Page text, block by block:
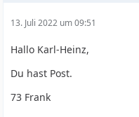
13. Juli 2022 um 09:51
Hallo Karl-Heinz,
Du hast Post.
73 Frank